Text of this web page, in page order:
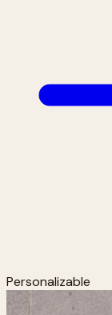
Personalizable